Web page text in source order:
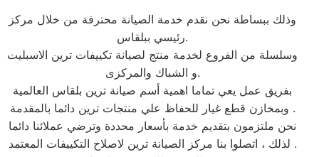
وذلك ببساطة نحن نقدم خدمة الصيانة محترفة من خلال مركز
رئيسي ببلقاس‏.
وسلسلة من الفروع لخدمة منتج لصيانة تكييفات ترين الاسبليت
و الشباك والمركزى.
بفريق عمل يعي تماما اهمية أسم صيانة ترين بلقاس‏ العالمية
وبمخازن قطع غيار للحفاظ علي منتجات ترين دائما بالمقدمة .
نحن ملتزمون بتقديم خدمة بأسعار محددة وترضي عملائنا دائما
. لذلك ، اتصلوا بنا مركز الصيانة ترين لاصلاح التكييفات المعتمد